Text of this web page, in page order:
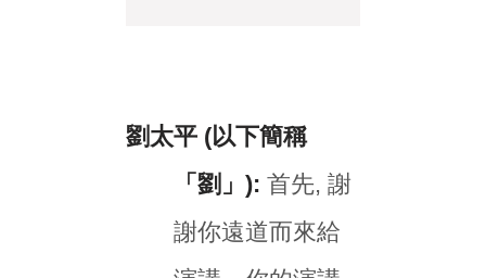
劉太平 (以下簡稱
「劉」): 首先, 謝
謝你遠道而來給